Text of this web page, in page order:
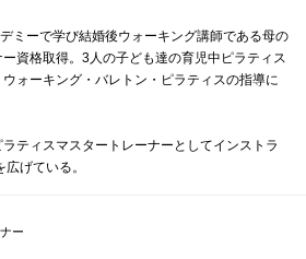
ミーで学び結婚後ウォーキング講師である母の
資格取得。3人の子ども達の育児中ピラティス
ォーキング・バレトン・ピラティスの指導に
ティスマスタートレーナーとしてインストラ
げている。
ー